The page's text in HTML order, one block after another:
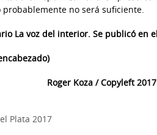
no será suficiente.
La voz del interior. Se publicó en
Roger Koza / Copyleft 2017
Plata 2017